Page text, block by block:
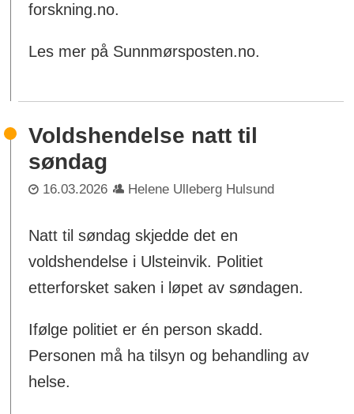
forskning.no.
Les mer på Sunnmørsposten.no.
Voldshendelse natt til
søndag
16.03.2026 Helene Ulleberg Hulsund
Natt til søndag skjedde det en
voldshendelse i Ulsteinvik. Politiet
etterforsket saken i løpet av søndagen.
Ifølge politiet er én person skadd.
Personen må ha tilsyn og behandling av
helse.